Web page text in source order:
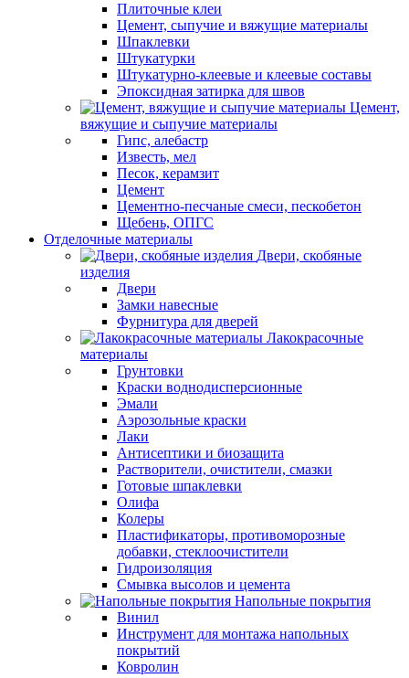
Плиточные клеи
Цемент, сыпучие и вяжущие материалы
Шпаклевки
Штукатурки
Штукатурно-клеевые и клеевые составы
Эпоксидная затирка для швов
Цемент,
вяжущие и сыпучие материалы
Гипс, алебастр
Известь, мел
Песок, керамзит
Цемент
Цементно-песчаные смеси, пескобетон
Щебень, ОПГС
Отделочные материалы
Двери, скобяные
изделия
Двери
Замки навесные
Фурнитура для дверей
Лакокрасочные
материалы
Грунтовки
Краски воднодисперсионные
Эмали
Аэрозольные краски
Лаки
Антисептики и биозащита
Растворители, очистители, смазки
Готовые шпаклевки
Олифа
Колеры
Пластификаторы, противоморозные
добавки, стеклоочистители
Гидроизоляция
Смывка высолов и цемента
Напольные покрытия
Винил
Инструмент для монтажа напольных
покрытий
Ковролин